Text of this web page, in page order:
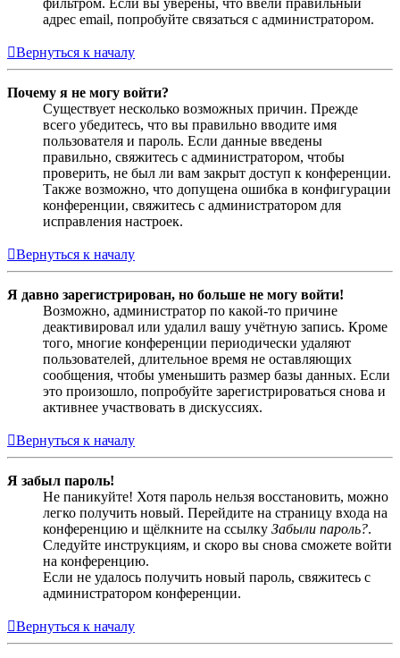
фильтром. Если вы уверены, что ввели правильный
адрес email, попробуйте связаться с администратором.
Вернуться к началу
Почему я не могу войти?
Существует несколько возможных причин. Прежде
всего убедитесь, что вы правильно вводите имя
пользователя и пароль. Если данные введены
правильно, свяжитесь с администратором, чтобы
проверить, не был ли вам закрыт доступ к конференции.
Также возможно, что допущена ошибка в конфигурации
конференции, свяжитесь с администратором для
исправления настроек.
Вернуться к началу
Я давно зарегистрирован, но больше не могу войти!
Возможно, администратор по какой-то причине
деактивировал или удалил вашу учётную запись. Кроме
того, многие конференции периодически удаляют
пользователей, длительное время не оставляющих
сообщения, чтобы уменьшить размер базы данных. Если
это произошло, попробуйте зарегистрироваться снова и
активнее участвовать в дискуссиях.
Вернуться к началу
Я забыл пароль!
Не паникуйте! Хотя пароль нельзя восстановить, можно
легко получить новый. Перейдите на страницу входа на
конференцию и щёлкните на ссылку Забыли пароль?.
Следуйте инструкциям, и скоро вы снова сможете войти
на конференцию.
Если не удалось получить новый пароль, свяжитесь с
администратором конференции.
Вернуться к началу